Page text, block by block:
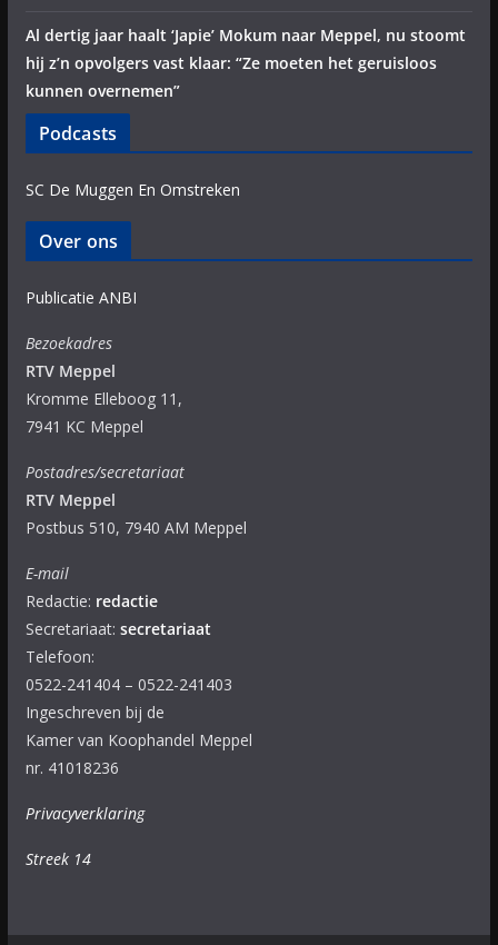
Al dertig jaar haalt ‘Japie’ Mokum naar Meppel, nu stoomt
hij z’n opvolgers vast klaar: “Ze moeten het geruisloos
kunnen overnemen”
Podcasts
SC De Muggen En Omstreken
Over ons
Publicatie ANBI
Bezoekadres
RTV Meppel
Kromme Elleboog 11,
7941 KC Meppel
Postadres/secretariaat
RTV Meppel
Postbus 510, 7940 AM Meppel
E-mail
Redactie: redactie
Secretariaat: secretariaat
Telefoon:
0522-241404 – 0522-241403
Ingeschreven bij de
Kamer van Koophandel Meppel
nr. 41018236
Privacyverklaring
Streek 14